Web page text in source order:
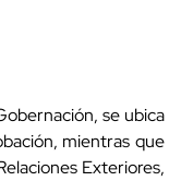
se ubica
mientras que
Exteriores,